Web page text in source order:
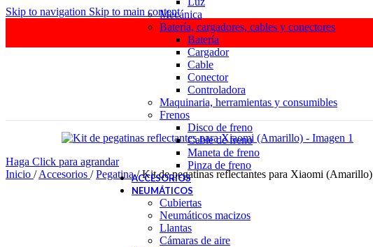
Skip to navigation Skip to main contentMecánica
Batería, cargadores, cables y conectores
Batería
Cargador
Cable
Conector
Controladora
Maquinaria, herramientas y consumibles
Frenos
Disco de freno
Cable de freno
Maneta de freno
Pinza de freno
ACCESORIOS
NEUMÁTICOS
Cubiertas
Neumáticos macizos
Llantas
Cámaras de aire
Haga Click para agrandar
Inicio / Accesorios / Pegatina/ Kit de pegatinas reflectantes para Xiaomi (Amarillo)